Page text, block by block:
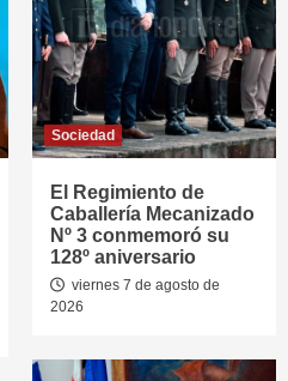
Sociedad
El Regimiento de
Caballería Mecanizado
Nº 3 conmemoró su
128º aniversario
viernes 7 de agosto de
2026